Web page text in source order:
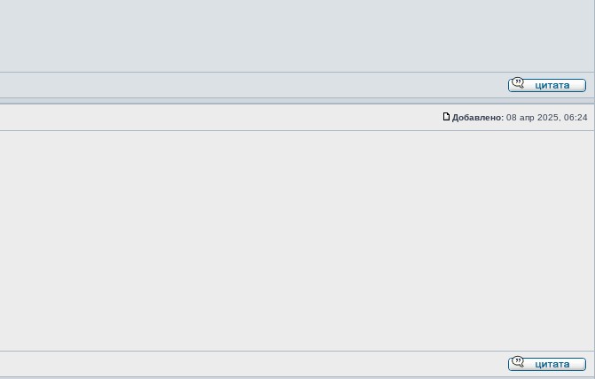
Добавлено: 08 апр 2025, 06:24